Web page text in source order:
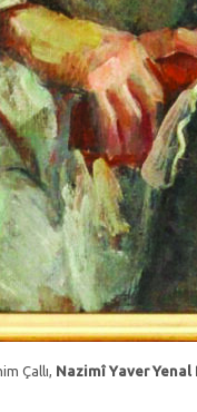
Çallı, Nazimî Yaver Yenal